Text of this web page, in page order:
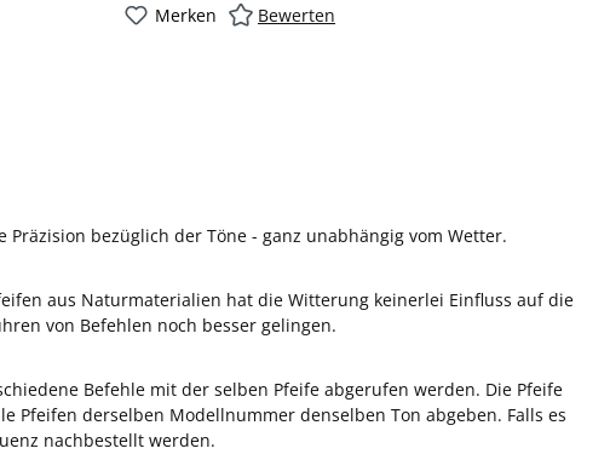
Merken Bewerten
bezüglich der Töne - ganz unabhängig vom Wetter.
aus Naturmaterialien hat die Witterung keinerlei Einfluss auf die
von Befehlen noch besser gelingen.
Befehle mit der selben Pfeife abgerufen werden. Die Pfeife
derselben Modellnummer denselben Ton abgeben. Falls es
nachbestellt werden.